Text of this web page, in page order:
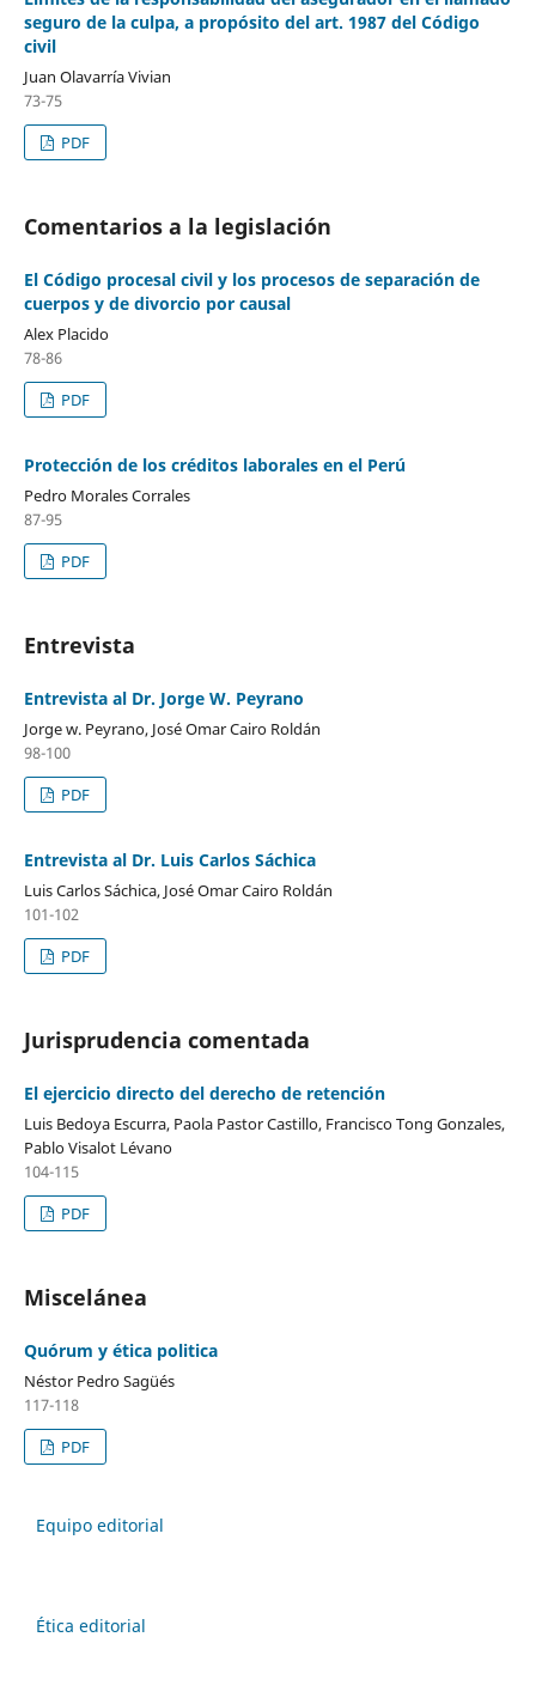
seguro de la culpa, a propósito del art. 1987 del Código
civil
Juan Olavarría Vivian
73-75
PDF
Comentarios a la legislación
El Código procesal civil y los procesos de separación de
cuerpos y de divorcio por causal
Alex Placido
78-86
PDF
Protección de los créditos laborales en el Perú
Pedro Morales Corrales
87-95
PDF
Entrevista
Entrevista al Dr. Jorge W. Peyrano
Jorge w. Peyrano, José Omar Cairo Roldán
98-100
PDF
Entrevista al Dr. Luis Carlos Sáchica
Luis Carlos Sáchica, José Omar Cairo Roldán
101-102
PDF
Jurisprudencia comentada
El ejercicio directo del derecho de retención
Luis Bedoya Escurra, Paola Pastor Castillo, Francisco Tong Gonzales,
Pablo Visalot Lévano
104-115
PDF
Miscelánea
Quórum y ética politica
Néstor Pedro Sagüés
117-118
PDF
Equipo editorial
Ética editorial